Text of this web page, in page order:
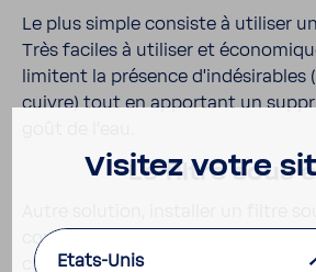
Le plus simple consiste à utiliser
Très faciles à utiliser et
limitent la présence d’in­dé­si­rables
cuivre) tout en appor­tant un
Le filtre sous
comme le
. Grâce
charbon actif, il élimine le goût de
Visitez votre
Etats-Unis